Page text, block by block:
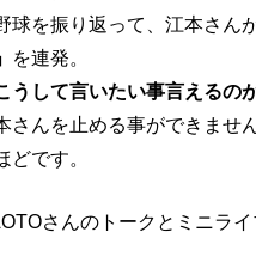
を振り返って、江本さん
を連発。
うして言いたい事言えるの
んを止める事ができませ
です。
さんのトークとミニライ